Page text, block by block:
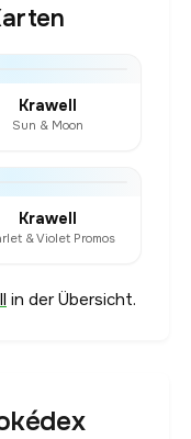
Krawell
Sun & Moon
Krawell
& Violet Promos
in der Übersicht.